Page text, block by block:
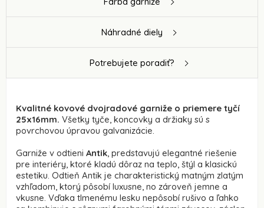
Náhradné diely
Potrebujete poradiť?
Kvalitné kovové dvojradové garniže o priemere tyčí
25x16mm. Všetky tyče, koncovky a držiaky sú s
povrchovou úpravou galvanizácie.
Garniže v odtieni Antik , predstavujú elegantné riešenie
pre interiéry, ktoré kladú dôraz na teplo, štýl a klasickú
estetiku. Odtieň Antik je charakteristický matným zlatým
vzhľadom, ktorý pôsobí luxusne, no zároveň jemne a
vkusne. Vďaka tlmenému lesku nepôsobí rušivo a ľahko